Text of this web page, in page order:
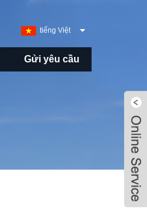
tiếng Việt
Gửi yêu cầu